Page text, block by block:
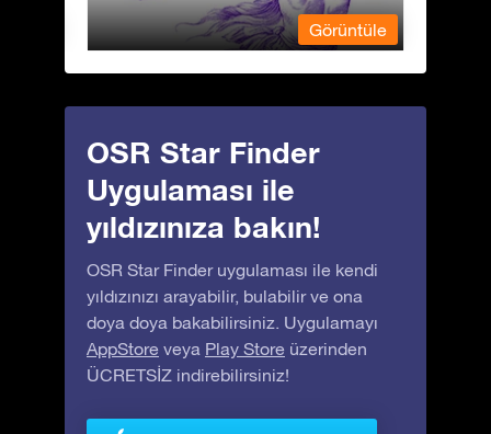
Görüntüle
OSR Star Finder
Uygulaması ile
yıldızınıza bakın!
OSR Star Finder uygulaması ile kendi
yıldızınızı arayabilir, bulabilir ve ona
doya doya bakabilirsiniz. Uygulamayı
AppStore veya Play Store üzerinden
ÜCRETSİZ indirebilirsiniz!